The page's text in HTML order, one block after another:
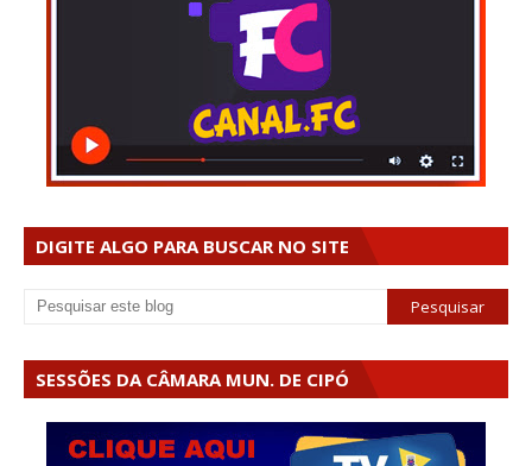
DIGITE ALGO PARA BUSCAR NO SITE
SESSÕES DA CÂMARA MUN. DE CIPÓ